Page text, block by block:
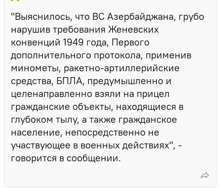
"Выяснилось, что ВС Азербайджана, грубо
нарушив требования Женевских
конвенций 1949 года, Первого
дополнительного протокола, применив
минометы, ракетно-артиллерийские
средства, БПЛА, предумышленно и
целенаправленно взяли на прицел
гражданские объекты, находящиеся в
глубоком тылу, а также гражданское
население, непосредственно не
участвующее в военных действиях", -
говорится в сообщении.